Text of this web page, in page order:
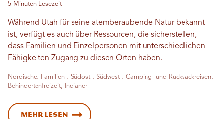
5 Minuten Lesezeit
Während Utah für seine atemberaubende Natur bekannt
ist, verfügt es auch über Ressourcen, die sicherstellen,
dass Familien und Einzelpersonen mit unterschiedlichen
Fähigkeiten Zugang zu diesen Orten haben.
Nordische, Familien-, Südost-, Südwest-, Camping- und Rucksackreisen,
Behindertenfreizeit, Indianer
Mehr lesen